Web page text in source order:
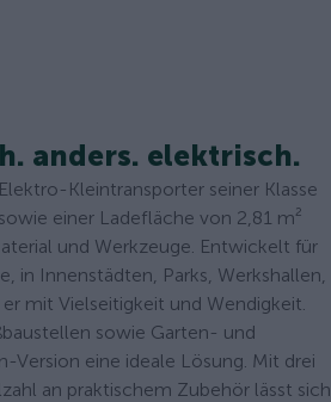
anders. elektrisch.
Kleintransporter seiner Klasse
einer Ladefläche von 2,81 m²
und Werkzeuge. Entwickelt für
in Innenstädten, Parks, Werkshallen,
mit Vielseitigkeit und Wendigkeit.
sowie Garten- und
Version eine ideale Lösung. Mit drei
an praktischem Zubehör lässt sich